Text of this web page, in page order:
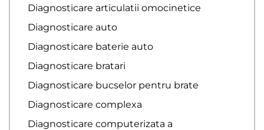
Diagnosticare articulatii omocinetice
Diagnosticare auto
Diagnosticare baterie auto
Diagnosticare bratari
Diagnosticare bucselor pentru brate
Diagnosticare complexa
Diagnosticare computerizata a